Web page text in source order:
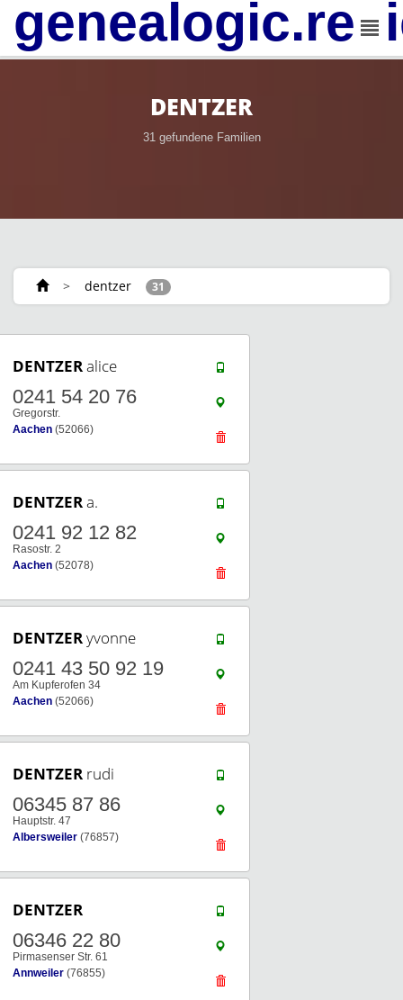
DENTZER
31 gefundene Familien
> dentzer 31
DENTZERalice
0241 54 20 76
Gregorstr.
Aachen (52066)
DENTZERa.
0241 92 12 82
Rasostr. 2
Aachen (52078)
DENTZERyvonne
0241 43 50 92 19
Am Kupferofen 34
Aachen (52066)
DENTZER rudi
06345 87 86
Hauptstr. 47
Albersweiler (76857)
DENTZER
06346 22 80
Pirmasenser Str. 61
Annweiler (76855)